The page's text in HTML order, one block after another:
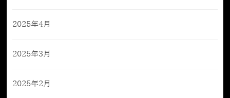
2025年4月
2025年3月
2025年2月